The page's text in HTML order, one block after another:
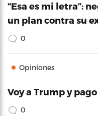
“Esa es mi letra”:
un plan contra su
0
Opiniones
Voy a Trump y
0